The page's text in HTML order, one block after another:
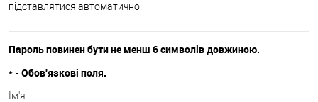
підставлятися автоматично.
Пароль повинен бути не менш 6 символів довжиною.
* - Обов'язкові поля.
Ім'я